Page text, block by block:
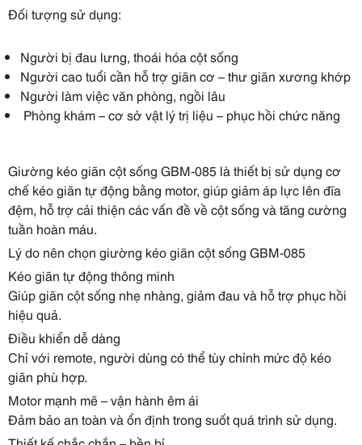
Đối tượng sử dụng:
Người bị đau lưng, thoái hóa cột sống
Người cao tuổi cần hỗ trợ giãn cơ – thư giãn xương khớp
Người làm việc văn phòng, ngồi lâu
Phòng khám – cơ sở vật lý trị liệu – phục hồi chức năng
Giường kéo giãn cột sống GBM-085 là thiết bị sử dụng cơ
chế kéo giãn tự động bằng motor, giúp giảm áp lực lên đĩa
đệm, hỗ trợ cải thiện các vấn đề về cột sống và tăng cường
tuần hoàn máu.
Lý do nên chọn giường kéo giãn cột sống GBM-085
Kéo giãn tự động thông minh
Giúp giãn cột sống nhẹ nhàng, giảm đau và hỗ trợ phục hồi
hiệu quả.
Điều khiển dễ dàng
Chỉ với remote, người dùng có thể tùy chỉnh mức độ kéo
giãn phù hợp.
Motor mạnh mẽ – vận hành êm ái
Đảm bảo an toàn và ổn định trong suốt quá trình sử dụng.